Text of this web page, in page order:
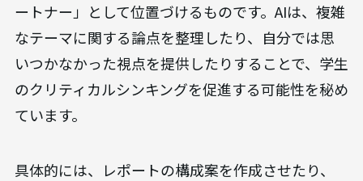
ートナー」として位置づけるものです。AIは、複雑
なテーマに関する論点を整理したり、自分では思
いつかなかった視点を提供したりすることで、学生
のクリティカルシンキングを促進する可能性を秘め
ています。
具体的には、レポートの構成案を作成させたり、